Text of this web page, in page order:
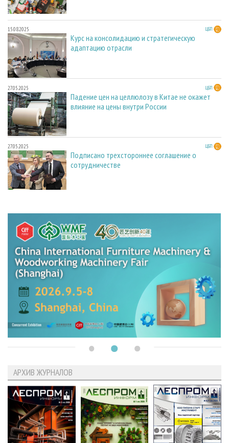
15.08.2025 ЦБП
Курс на консолидацию и стратегическую
адаптацию отрасли
27.05.2025 ЦБП
Падение цен на целлюлозу в Китае не окажет
влияние на цены внутри России
27.05.2025 ЦБП
Подписано трехстороннее соглашение о
сотрудничестве
АРХИВ ЖУРНАЛОВ